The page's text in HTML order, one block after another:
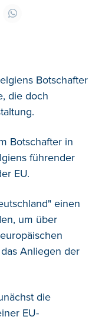
Botschafter
die doch
Botschafter in
führender
EU.
einen
um über
Anliegen der
die
EU-